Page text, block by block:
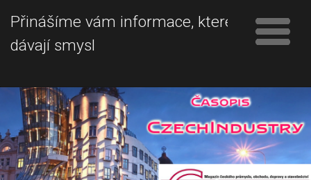
Přinášíme vám informace, které
dávají smysl